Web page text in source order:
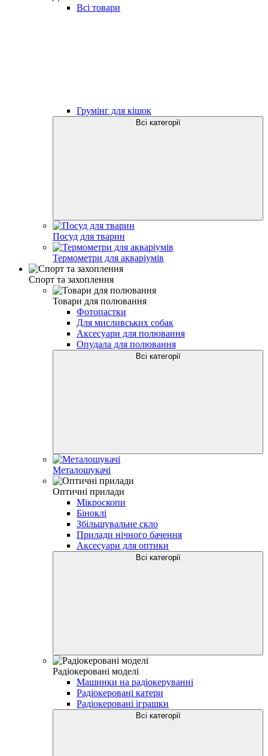
Всі товари
Грумінг для кішок
Всі категорії
Посуд для тварин
Термометри для акваріумів
Спорт та захоплення
Товари для полювання
Фотопастки
Для мисливських собак
Аксесуари для полювання
Опудала для полювання
Всі категорії
Металошукачі
Оптичні прилади
Мікроскопи
Біноклі
Збільшувальне скло
Прилади нічного бачення
Аксесуари для оптики
Всі категорії
Радіокеровані моделі
Машинки на радіокеруванні
Радіокеровані катери
Радіокеровані іграшки
Всі категорії